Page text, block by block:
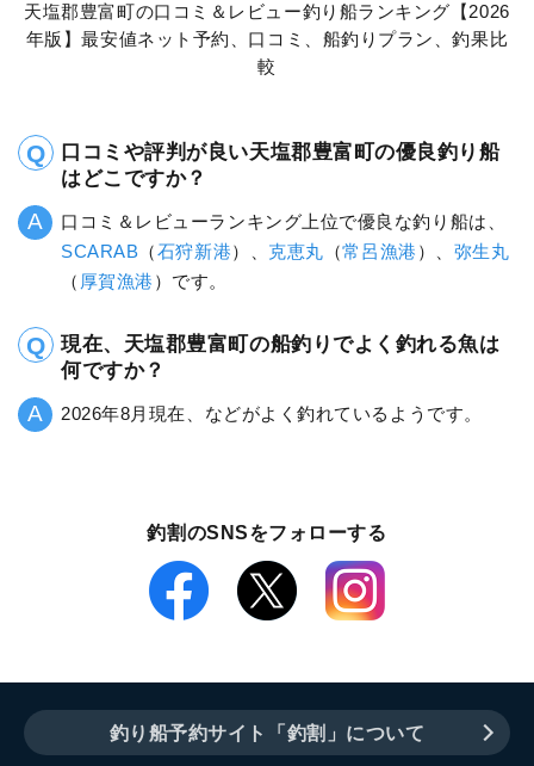
天塩郡豊富町の口コミ＆レビュー釣り船ランキング【2026
年版】最安値ネット予約、口コミ、船釣りプラン、釣果比
較
口コミや評判が良い天塩郡豊富町の優良釣り船
はどこですか？
口コミ＆レビューランキング上位で優良な釣り船は、
SCARAB （石狩新港）、 克恵丸 （常呂漁港 ）、 弥生丸
（ 厚賀漁港 ）です。
現在、天塩郡豊富町の船釣りでよく釣れる魚は
何ですか？
2026年8月現在、などがよく釣れているようです。
釣割のSNSをフォローする
釣り船予約サイト「釣割」について